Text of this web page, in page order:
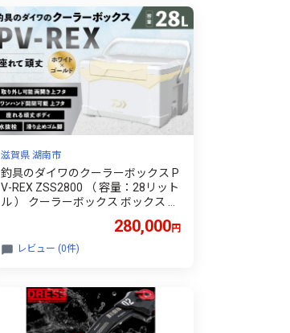
ー ブランド プレゼント 日本製 阿波
市 徳島県 スワンズ STX DA-0167 P
AW
滋賀県 湖南市
釣具のダイワのクーラーボックス P
V-REX ZSS2800 （ 容量：28リット
ル ） クーラーボックス ボックス ダ
ング 釣り キャンプ バーベキュー
280,000円
レビュー (0件)